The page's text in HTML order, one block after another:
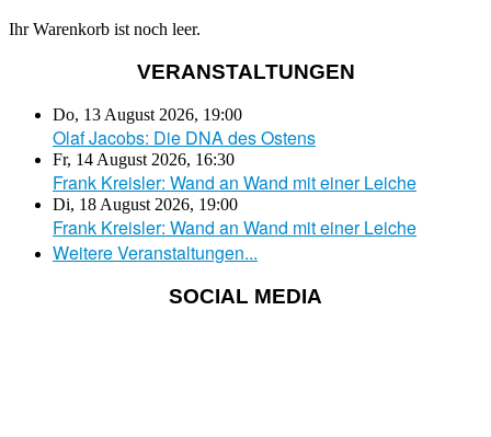
Ihr Warenkorb ist noch leer.
VERANSTALTUNGEN
Do, 13 August 2026, 19:00
Olaf Jacobs: Die DNA des Ostens
Fr, 14 August 2026, 16:30
Frank Kreisler: Wand an Wand mit einer Leiche
Di, 18 August 2026, 19:00
Frank Kreisler: Wand an Wand mit einer Leiche
Weitere Veranstaltungen...
SOCIAL MEDIA